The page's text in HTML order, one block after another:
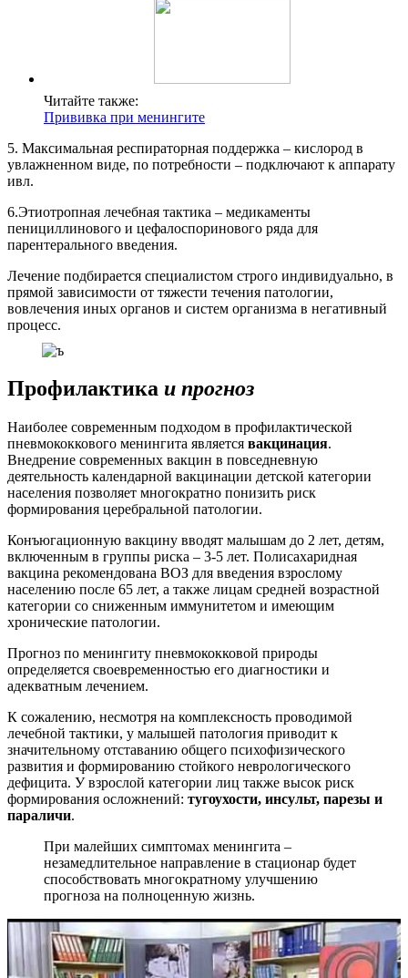
Читайте также:
Прививка при менингите
5. Максимальная респираторная поддержка – кислород в
увлажненном виде, по потребности – подключают к аппарату
ивл.
6.Этиотропная лечебная тактика – медикаменты
пенициллинового и цефалоспоринового ряда для
парентерального введения.
Лечение подбирается специалистом строго индивидуально, в
прямой зависимости от тяжести течения патологии,
вовлечения иных органов и систем организма в негативный
процесс.
Профилактика и прогноз
Наиболее современным подходом в профилактической
пневмококкового менингита является вакцинация.
Внедрение современных вакцин в повседневную
деятельность календарной вакцинации детской категории
населения позволяет многократно понизить риск
формирования церебральной патологии.
Конъюгационную вакцину вводят малышам до 2 лет, детям,
включенным в группы риска – 3-5 лет. Полисахаридная
вакцина рекомендована ВОЗ для введения взрослому
населению после 65 лет, а также лицам средней возрастной
категории со сниженным иммунитетом и имеющим
хронические патологии.
Прогноз по менингиту пневмококковой природы
определяется своевременностью его диагностики и
адекватным лечением.
К сожалению, несмотря на комплексность проводимой
лечебной тактики, у малышей патология приводит к
значительному отставанию общего психофизического
развития и формированию стойкого неврологического
дефицита. У взрослой категории лиц также высок риск
формирования осложнений: тугоухости, инсульт, парезы и
параличи.
При малейших симптомах менингита –
незамедлительное направление в стационар будет
способствовать многократному улучшению
прогноза на полноценную жизнь.